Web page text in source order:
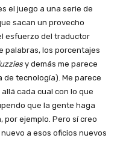
el juego a una serie de
sacan un provecho
esfuerzo del traductor
palabras, los porcentajes
y demás me parece
tecnología). Me parece
cada cual con lo que
que la gente haga
ejemplo. Pero sí creo
a esos oficios nuevos